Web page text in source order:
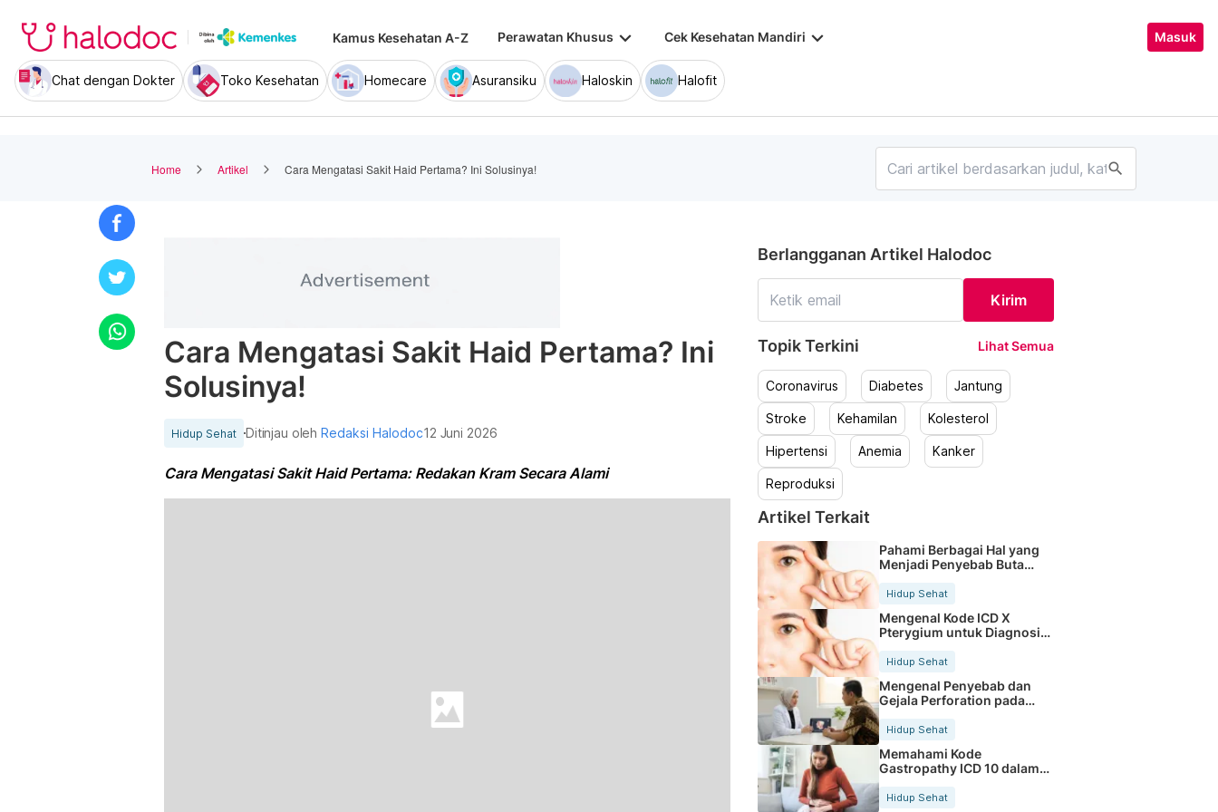
Kamus Kesehatan A-Z Perawatan Khusus keyboard_arrow_down Cek Kesehatan Mandiri keyboard_arrow_down Masuk
Chat dengan Dokter Toko Kesehatan Homecare Asuransiku Haloskin Halofit
Home Artikel Cara Mengatasi Sakit Haid Pertama? Ini Solusinya! search
Cara Mengatasi Sakit Haid Pertama? Ini
Solusinya!
Hidup Sehat Ditinjau olehRedaksi Halodoc12 Juni 2026
Cara Mengatasi Sakit Haid Pertama: Redakan Kram Secara Alami
Berlangganan Artikel Halodoc
Kirim
Topik Terkini Lihat Semua
Coronavirus Diabetes Jantung
Stroke Kehamilan Kolesterol
Hipertensi Anemia Kanker
Reproduksi
Artikel Terkait
Pahami Berbagai Hal yang
Menjadi Penyebab Buta
Hidup Sehat
Mengenal Kode ICD X
Pterygium untuk Diagnosis
Hidup Sehat
Mengenal Penyebab dan
Gejala Perforation pada
Tubuh
Hidup Sehat
Memahami Kode
Gastropathy ICD 10 dalam
Rekam Medis Pasien
Hidup Sehat